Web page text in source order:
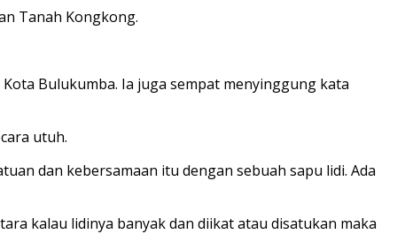
Tanah Kongkong.
Bulukumba. Ia juga sempat menyinggung kata
utuh.
dan kebersamaan itu dengan sebuah sapu lidi. Ada
kalau lidinya banyak dan diikat atau disatukan maka